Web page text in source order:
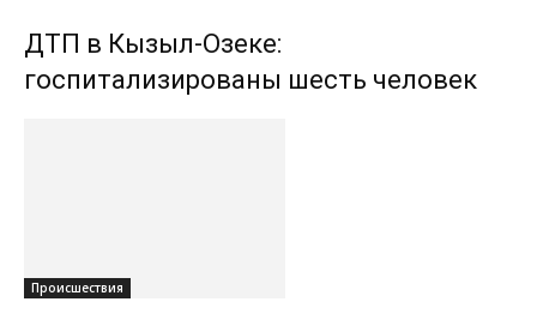
ДТП в Кызыл-Озеке:
госпитализированы шесть человек
Происшествия